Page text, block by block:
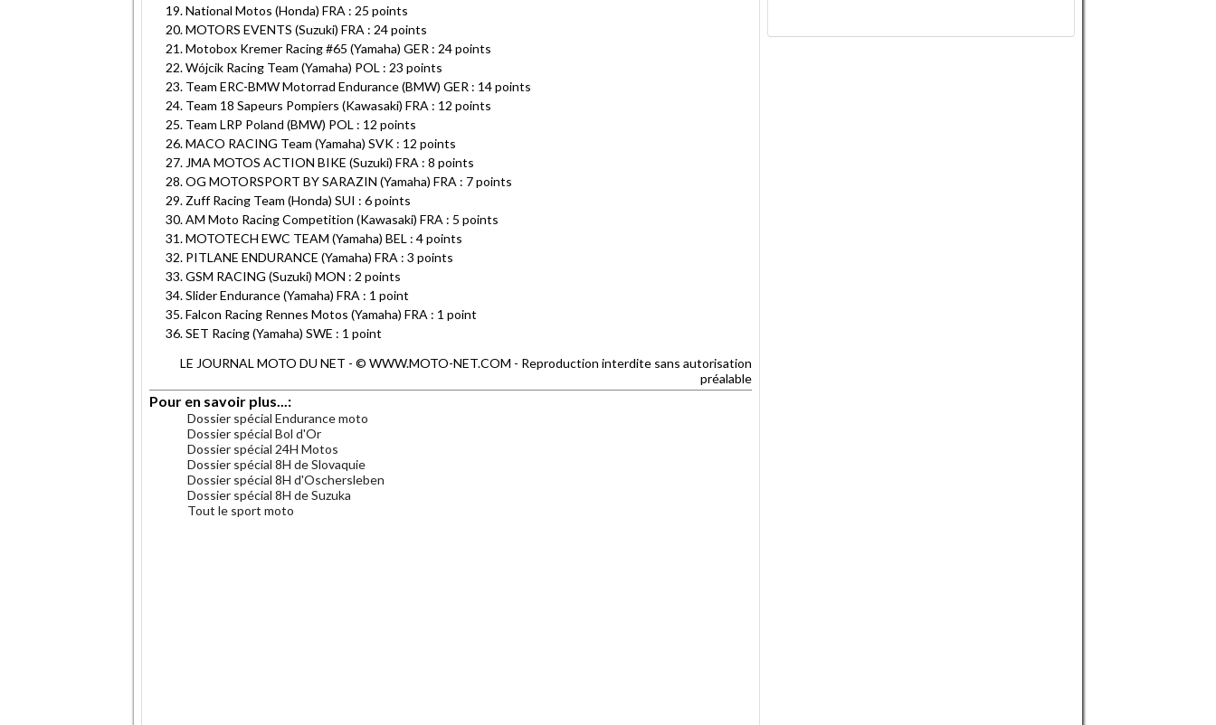
National Motos (Honda) FRA : 25 points
MOTORS EVENTS (Suzuki) FRA : 24 points
Motobox Kremer Racing #65 (Yamaha) GER : 24 points
Wójcik Racing Team (Yamaha) POL : 23 points
Team ERC-BMW Motorrad Endurance (BMW) GER : 14 points
Team 18 Sapeurs Pompiers (Kawasaki) FRA : 12 points
Team LRP Poland (BMW) POL : 12 points
MACO RACING Team (Yamaha) SVK : 12 points
JMA MOTOS ACTION BIKE (Suzuki) FRA : 8 points
OG MOTORSPORT BY SARAZIN (Yamaha) FRA : 7 points
Zuff Racing Team (Honda) SUI : 6 points
AM Moto Racing Competition (Kawasaki) FRA : 5 points
MOTOTECH EWC TEAM (Yamaha) BEL : 4 points
PITLANE ENDURANCE (Yamaha) FRA : 3 points
GSM RACING (Suzuki) MON : 2 points
Slider Endurance (Yamaha) FRA : 1 point
Falcon Racing Rennes Motos (Yamaha) FRA : 1 point
SET Racing (Yamaha) SWE : 1 point
LE JOURNAL MOTO DU NET - © WWW.MOTO-NET.COM - Reproduction interdite sans autorisation
préalable
Pour en savoir plus...:
Dossier spécial Endurance moto
Dossier spécial Bol d'Or
Dossier spécial 24H Motos
Dossier spécial 8H de Slovaquie
Dossier spécial 8H d'Oschersleben
Dossier spécial 8H de Suzuka
Tout le sport moto